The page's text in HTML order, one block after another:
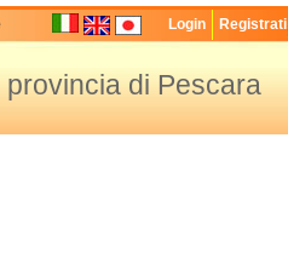
Login Registrati
di Pescara